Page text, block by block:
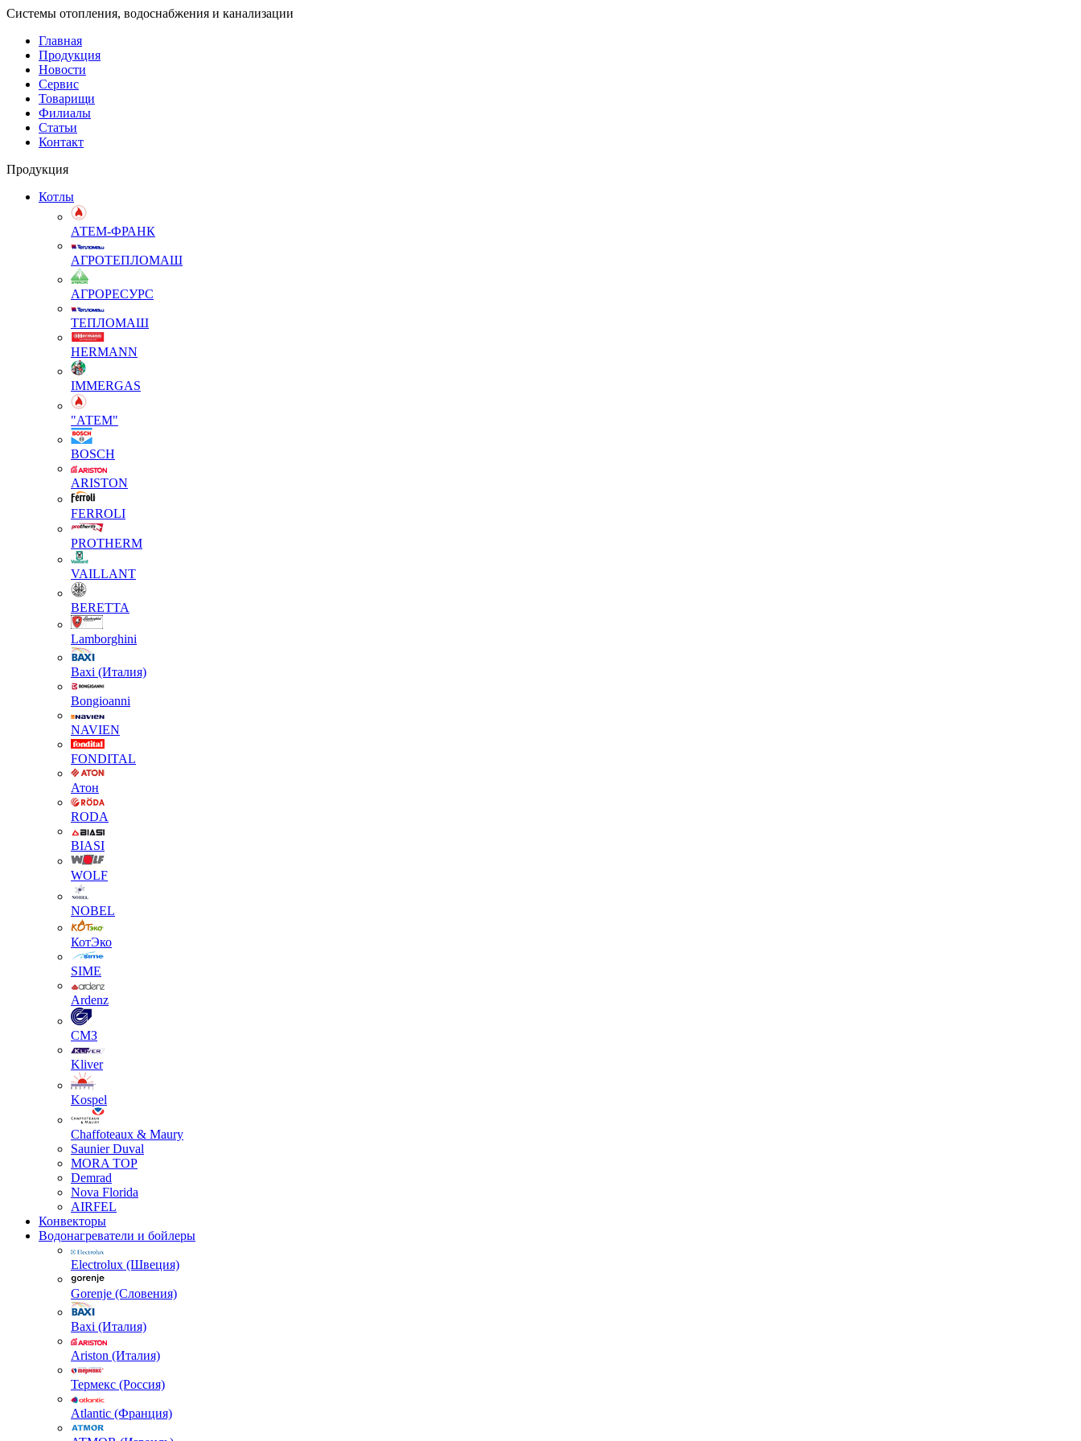
Системы отопления, водоснабжения и канализации
Главная
Продукция
Новости
Сервис
Товарищи
Филиалы
Статьи
Контакт
Продукция
Котлы
АТЕМ-ФРАНК
АГРОТЕПЛОМАШ
АГРОРЕСУРС
ТЕПЛОМАШ
HERMANN
IMMERGAS
"АТЕМ"
BOSCH
ARISTON
FERROLI
PROTHERM
VAILLANT
BERETTA
Lamborghini
Baxi (Италия)
Вongioanni
NAVIEN
FONDITAL
Атон
RODA
BIASI
WOLF
NOBEL
КотЭко
SIME
Ardenz
СМЗ
Kliver
Kospel
Chaffoteaux & Maury
Saunier Duval
MORA TOP
Demrad
Nova Florida
AIRFEL
Конвекторы
Водонагреватели и бойлеры
Electrolux (Швеция)
Gorenje (Словения)
Baxi (Италия)
Ariston (Италия)
Термекс (Россия)
Atlantic (Франция)